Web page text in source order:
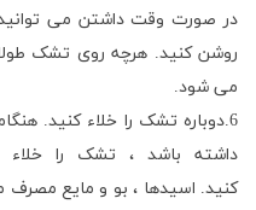
در صورت وقت داشتن می
روشن کنید. هرچه روی تشک
می شود.
6.دوباره تشک را خلاء کنید
.
داشته باشد ، تشک را
کنید. اسیدها ، بو و مایع